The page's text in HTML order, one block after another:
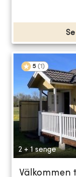
5 (1 )
2 + 1 senge
Välkommen